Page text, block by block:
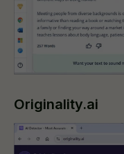
Originality.ai